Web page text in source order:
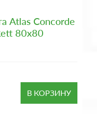
Atlas Concorde
80x80
В КОРЗИНУ